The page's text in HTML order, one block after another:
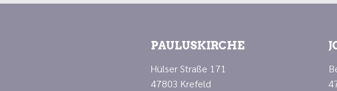
PAULUSKIRCHE
Hülser Straße 171
47803 Krefeld